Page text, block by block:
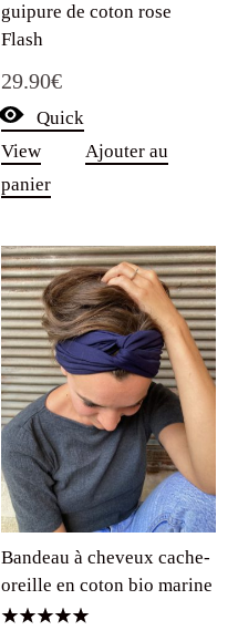
guipure de coton rose
Flash
29.90€
Quick
View
Ajouter au
panier
Bandeau à cheveux cache-
oreille en coton bio marine